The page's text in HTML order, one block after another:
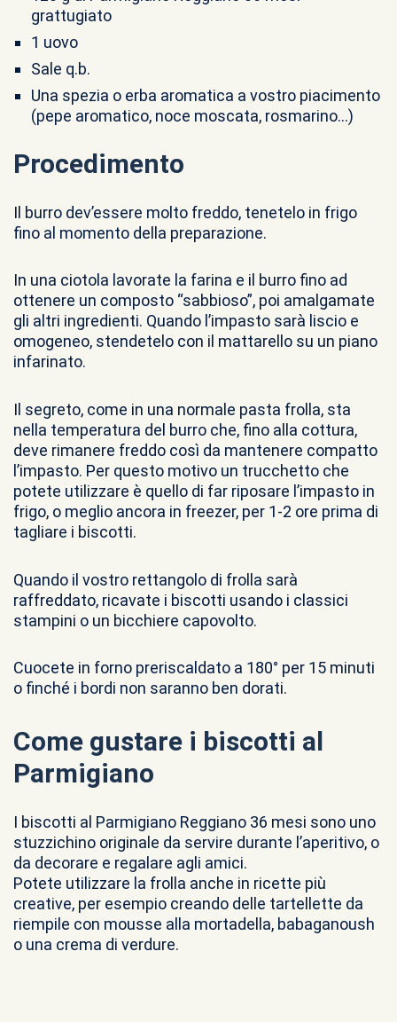
grattugiato
1 uovo
Sale q.b.
Una spezia o erba aromatica a vostro piacimento
(pepe aromatico, noce moscata, rosmarino…)
Procedimento
Il burro dev’essere molto freddo, tenetelo in frigo
fino al momento della preparazione.
In una ciotola lavorate la farina e il burro fino ad
ottenere un composto “sabbioso”, poi amalgamate
gli altri ingredienti. Quando l’impasto sarà liscio e
omogeneo, stendetelo con il mattarello su un piano
infarinato.
Il segreto, come in una normale pasta frolla, sta
nella temperatura del burro che, fino alla cottura,
deve rimanere freddo così da mantenere compatto
l’impasto. Per questo motivo un trucchetto che
potete utilizzare è quello di far riposare l’impasto in
frigo, o meglio ancora in freezer, per 1-2 ore prima di
tagliare i biscotti.
Quando il vostro rettangolo di frolla sarà
raffreddato, ricavate i biscotti usando i classici
stampini o un bicchiere capovolto.
Cuocete in forno preriscaldato a 180° per 15 minuti
o finché i bordi non saranno ben dorati.
Come gustare i biscotti al
Parmigiano
I biscotti al Parmigiano Reggiano 36 mesi sono uno
stuzzichino originale da servire durante l’aperitivo, o
da decorare e regalare agli amici.
Potete utilizzare la frolla anche in ricette più
creative, per esempio creando delle tartellette da
riempile con mousse alla mortadella, babaganoush
o una crema di verdure.